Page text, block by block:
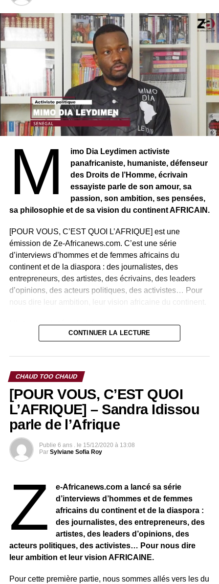
UP NEXT
POUR VOUS, C’EST QUOI L’AFRIQUE : BJL
Slasheur donne sa vision du continent africain
MODE ET FASHION : DON’T TOUCH MY HAIR :
Murielle Kabile donne aux cheveux crépus toute
leur essence.
M
imo Dia Leydimen activiste
panafricaniste, humaniste, défenseur
des Droits de l’Homme, écrivain
essayiste parle de son amour, sa
passion, son ambition, ses pensées,
sa philosophie et de sa vision du continent AFRICAIN.
[POUR VOUS, C’EST QUOI L’AFRIQUE] est une
émission de Ze-Africanews.com. C’est une série
d’interviews d’hommes et de femmes africains du
continent et de la diaspora : des journalistes, des
entrepreneurs, des artistes, des écrivains, des leaders
d’opinions, des acteurs politiques, des activistes… Pour
nous dire leur ambition, leur vision africaine du continent.
L’interview intégrale ici :
CONTINUER LA LECTURE
CHAUD TOO CHAUD
[POUR VOUS, C’EST QUOI
L’AFRIQUE] – Sandra Idissou
parle de l’Afrique
Publie 6 ans . le 15/12/2020 à 13:08
Par Sylviane Sofia Roy
Z
e-Africanews.com a lancé sa série
d’interviews d’hommes et de femmes
africains du continent et de la diaspora :
des journalistes, des entrepreneurs, des
artistes, des leaders d’opinions, des
acteurs politiques, des activistes… Pour nous dire
leur ambition et leur vision AFRICAINE.
Pour cette première partie, nous sommes allés vers les du